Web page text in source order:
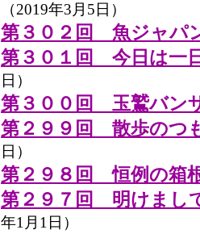
（2019年3月5日）
第３０２回 魚ジャパ
第３０１回 今日は一
日）
第３００回 玉鷲バン
第２９９回 散歩のつ
日）
第２９８回 恒例の箱
第２９７回 明けまし
年1月1日）